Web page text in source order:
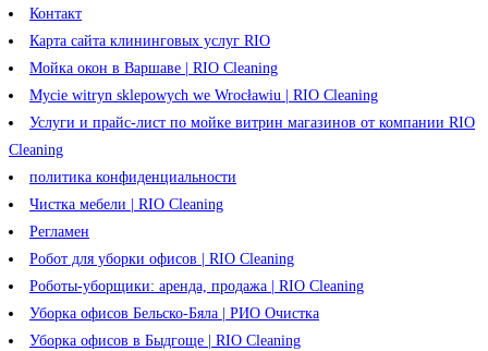
Контакт
Карта сайта клининговых услуг RIO
Мойка окон в Варшаве | RIO Cleaning
Mycie witryn sklepowych we Wrocławiu | RIO Cleaning
Услуги и прайс-лист по мойке витрин магазинов от компании RIO
Cleaning
политика конфиденциальности
Чистка мебели | RIO Cleaning
Регламен
Робот для уборки офисов | RIO Cleaning
Роботы-уборщики: аренда, продажа | RIO Cleaning
Уборка офисов Бельско-Бяла | РИО Очистка
Уборка офисов в Быдгоще | RIO Cleaning